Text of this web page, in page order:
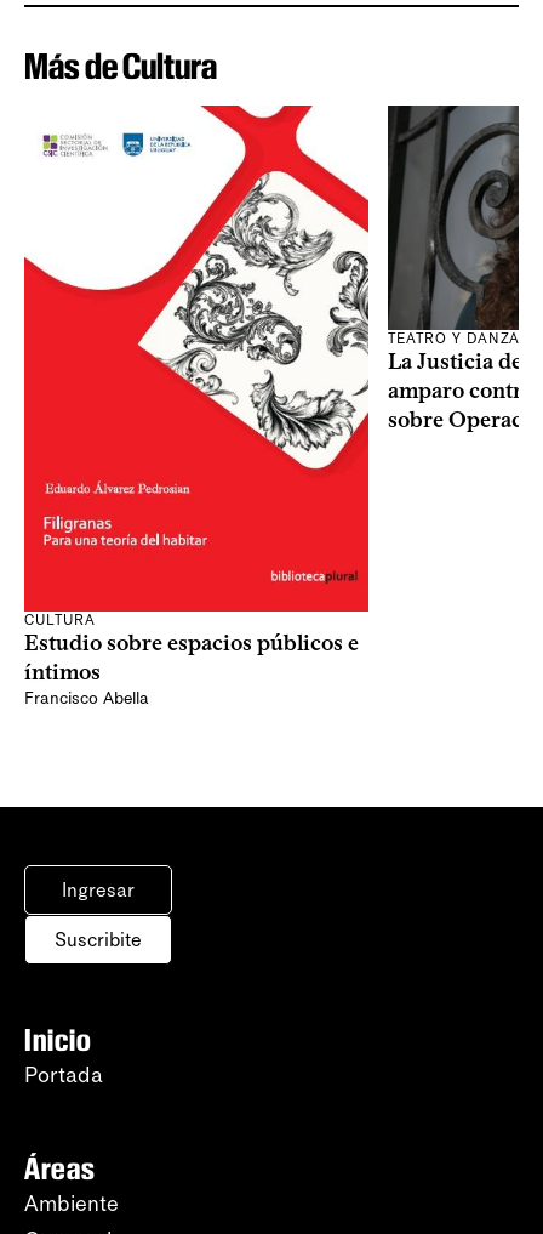
Más de Cultura
CULTURA
Estudio sobre espacios públicos e
íntimos
Francisco Abella
TEATRO Y DANZA
La Justicia
amparo contra
sobre
Ingresar
Suscribite
Inicio
Portada
Áreas
Ambiente